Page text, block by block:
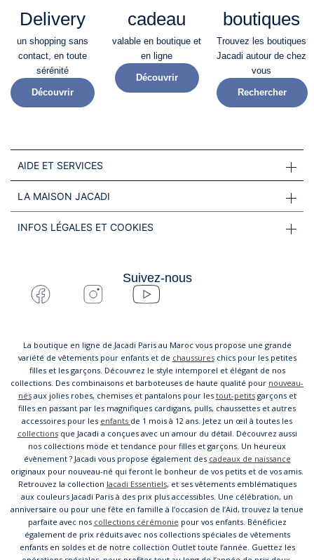
Delivery
un shopping sans
contact, en toute
sérénité​
Découvrir
cadeau
valable en boutique et
en ligne
Découvrir
boutiques
Trouvez les boutiques
Jacadi autour de chez
vous
Rechercher
AIDE ET SERVICES
LA MAISON JACADI
INFOS LÉGALES ET COOKIES
Suivez-nous
La boutique en ligne de Jacadi Paris au Maroc vous propose une grande
variété de vêtements pour enfants et de chaussureschics pour les petites
filles et les garçons. Découvrez le style intemporel et élégant de nos
collections. Des combinaisons et barboteuses de haute qualité pour nouveau-
nésaux jolies robes, chemises et pantalons pour les tout-petitsgarçons et
filles en passant par les magnifiques cardigans, pulls, chaussettes et autres
accessoires pour les enfants de 1 mois à 12 ans. Jetez un œil à toutes les
collectionsque Jacadi a conçues avec un amour du détail. Découvrez aussi
nos collections mode et tendance pour filles et garçons. Un heureux
évènement ? Jacadi vous propose également des cadeaux de naissance
originaux pour nouveau-né qui feront le bonheur de vos petits et de vos amis.
Retrouvez la collection Jacadi Essentiels, et ses vêtements emblématiques
aux couleurs Jacadi Paris à des prix plus accessibles. Une célébration, un
anniversaire ou pour une fête en famille à l’occasion de l’Aid, trouvez la tenue
parfaite avec nos collections cérémonie pour vos enfants. Bénéficiez
également de prix réduits avec nos collections spéciales de vêtements
enfants en soldes et de notre collection Outlet toute l’année. Guettez les